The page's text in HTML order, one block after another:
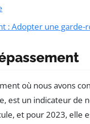
: Adopter une garde-
où nous avons
est un indicateur de
et pour 2023, elle